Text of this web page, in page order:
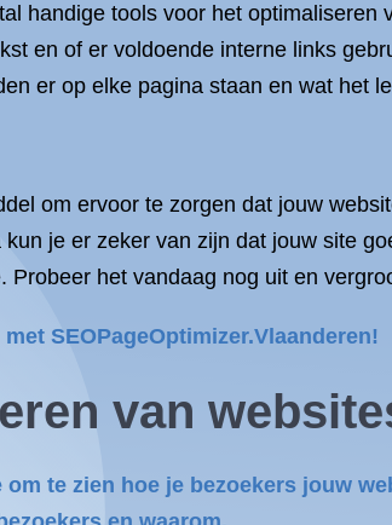
handige tools voor het
en of er voldoende interne links
er op elke pagina staan en wat het
om ervoor te zorgen dat jouw
je er zeker van zijn dat jouw site
het vandaag nog uit en
SEOPageOptimizer.Vlaanderen!
van
te zien hoe je bezoekers jouw